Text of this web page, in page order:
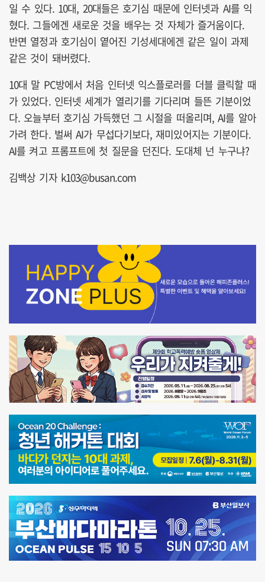
일 수 있다. 10대, 20대들은 호기심 때문에 인터넷과 AI를 익
혔다. 그들에겐 새로운 것을 배우는 것 자체가 즐거움이다.
반면 열정과 호기심이 옅어진 기성세대에겐 같은 일이 과제
같은 것이 돼버렸다.
10대 말 PC방에서 처음 인터넷 익스플로러를 더블 클릭할 때
가 있었다. 인터넷 세계가 열리기를 기다리며 들뜬 기분이었
다. 오늘부터 호기심 가득했던 그 시절을 떠올리며, AI를 알아
가려 한다. 벌써 AI가 무섭다기보다, 재미있어지는 기분이다.
AI를 켜고 프롬프트에 첫 질문을 던진다. 도대체 넌 누구냐?
김백상 기자 k103@busan.com